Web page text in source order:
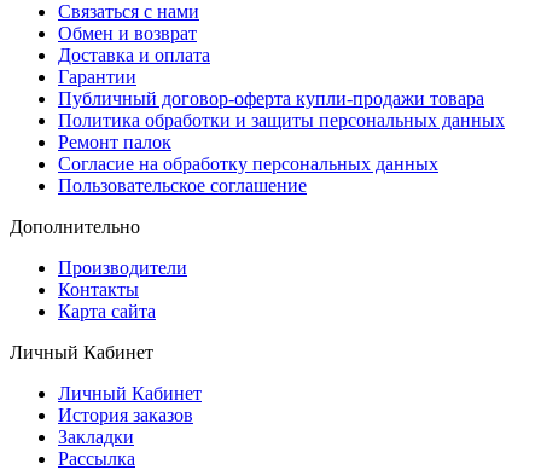
Связаться с нами
Обмен и возврат
Доставка и оплата
Гарантии
Публичный договор-оферта купли-продажи товара
Политика обработки и защиты персональных данных
Ремонт палок
Согласие на обработку персональных данных
Пользовательское соглашение
Дополнительно
Производители
Контакты
Карта сайта
Личный Кабинет
Личный Кабинет
История заказов
Закладки
Рассылка